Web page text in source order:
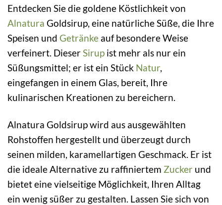
Entdecken Sie die goldene Köstlichkeit von
Alnatura Goldsirup, eine natürliche Süße, die Ihre
Speisen und Getränke auf besondere Weise
verfeinert. DieserSirup ist mehr als nur ein
Süßungsmittel; er ist ein Stück Natur,
eingefangen in einem Glas, bereit, Ihre
kulinarischen Kreationen zu bereichern.
Alnatura Goldsirup wird aus ausgewählten
Rohstoffen hergestellt und überzeugt durch
seinen milden, karamellartigen Geschmack. Er ist
die ideale Alternative zu raffiniertem Zucker und
bietet eine vielseitige Möglichkeit, Ihren Alltag
ein wenig süßer zu gestalten. Lassen Sie sich von